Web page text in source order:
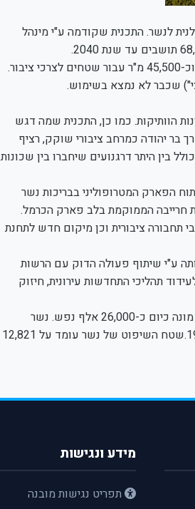
לנשר. התכנית שקודמה ע"י מינהל
בנוסף ליחידות הדיור, התכנית כוללת תוספת של כ-1,375,600 מ"ר עבור שטחי תעסוקה ומסחר וכ-45,500 מ"ר עבור שטחים לצרכי ציבור.
הוותיקות. כמו כן, התכנית שמה דגש
בר יהודה כמרחב ציבורי שוקק, רציף
בין היתר דרגנועים שיחברו בין שכונות
הפארק המטרופוליני בבריכות נשר
חרייבה הממוקמת בלב פארק הכרמל.
תחבורה ציבורית וכן מיקום חדש לתחנת
ע"י שיתוף פעולה הדוק עם הרשות
תהליכי התחדשות עירונית, חיזוק
העיר נשר הינה חלק ממטרופולין חיפה, ושוכנת במורדות המזרחיים של הכרמל. אוכלוסיית העיר מונה כיום כ-26,000 אלף נפש. נשר
הוקמה בשנת 1952 ע"י איחוד של השכונות תל חנן, בן דור וגבעת נשר והוכרזה כעיר בשנת 1995.שטח השיפוט של נשר עומד על 12,821
מידע ונגישות
תפריט נגישות מובנה